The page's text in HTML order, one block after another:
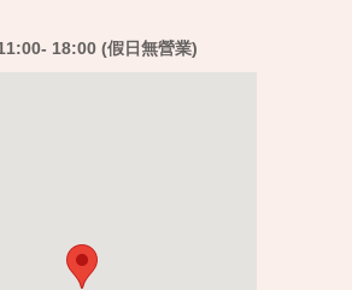
18:00 (假日無營業)